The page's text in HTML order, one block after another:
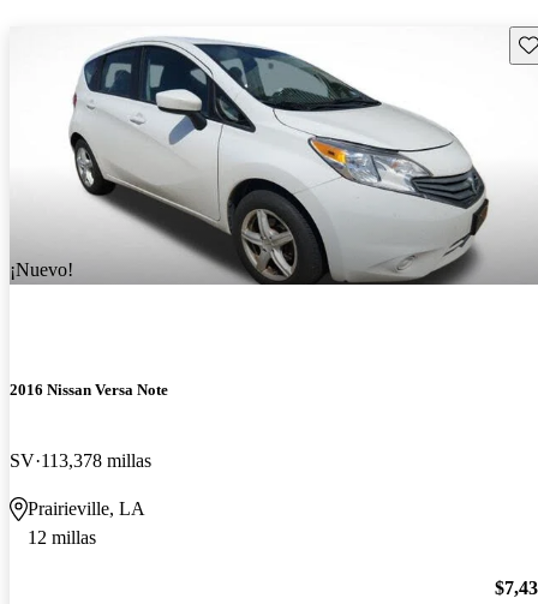
¡Nuevo!
2016 Nissan Versa Note
SV 113,378 millas
Prairieville, LA
12 millas